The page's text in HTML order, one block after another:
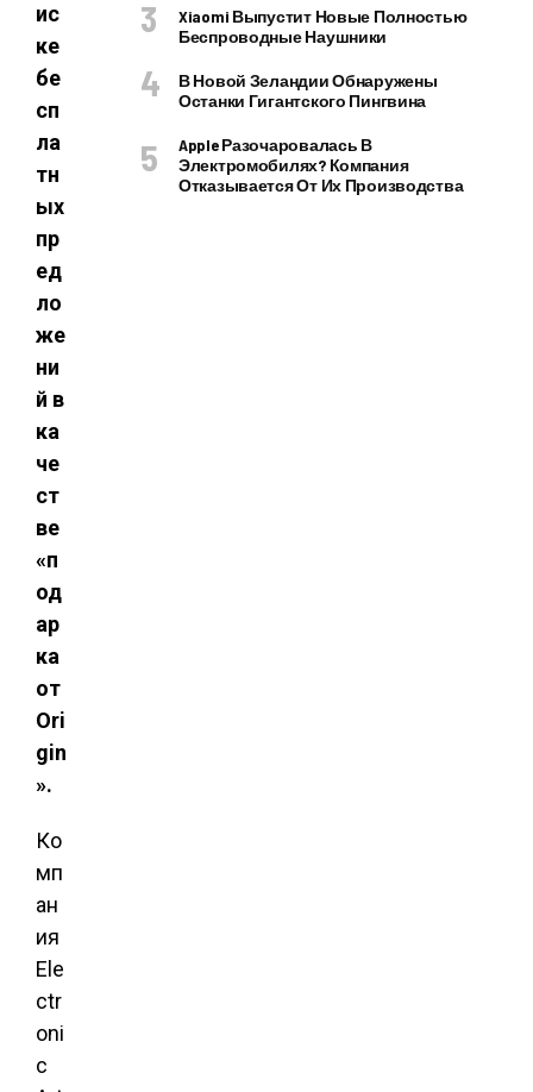
ис
ке
бе
сп
ла
тн
ых
пр
ед
ло
же
ни
й в
ка
че
ст
ве
«п
од
ар
ка
от
Ori
gin
».
Ко
мп
ан
ия
Ele
ctr
oni
c
Xiaomi Выпустит Новые Полностью
Беспроводные Наушники
В Новой Зеландии Обнаружены
Останки Гигантского Пингвина
Apple Разочаровалась В
Электромобилях? Компания
Отказывается От Их Производства